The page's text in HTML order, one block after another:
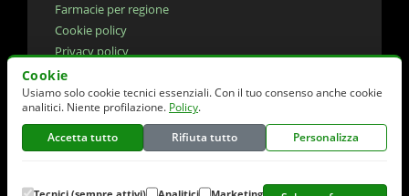
Farmacie per regione
Cookie policy
Privacy policy
Dichiarazione di accessibilita'
Preferenze cookie
© 2026 elencofarmaci.it | Dati farmaci:AIFA
Salute(CC-BY 4.0)
Cookie
Usiamo solo cookie tecnici essenziali. Con il tuo consenso anche cookie
analitici. Niente profilazione. Policy.
Accetta tutto
Rifiuta tutto Personalizza
Tecnici (sempre attivi) Analitici Marketing